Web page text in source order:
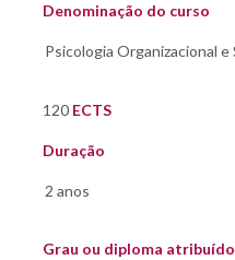
Denominação do curso
120 ECTS
Duração
Grau ou diploma atribuído